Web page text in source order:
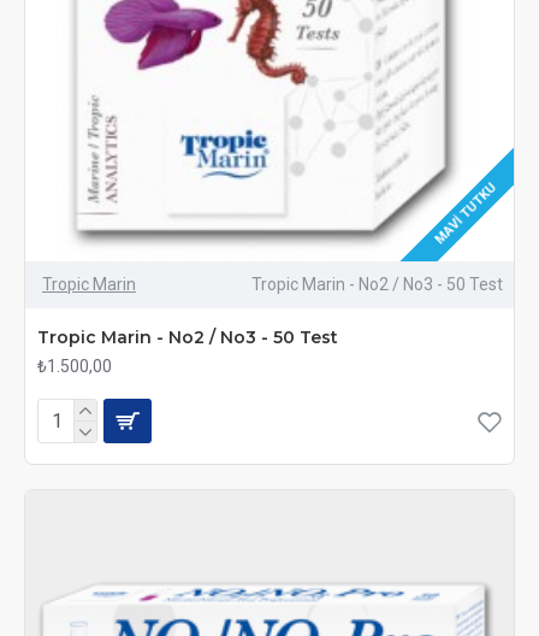
MAVI TUTKU
Tropic Marin Tropic Marin - No2 / No3 - 50 Test
Tropic Marin - No2 / No3 - 50 Test
₺1.500,00